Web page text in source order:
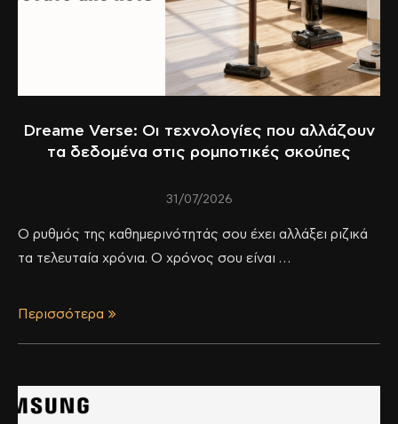
Dreame Verse: Οι τεχνολογίες που αλλάζουν
τα δεδομένα στις ρομποτικές σκούπες
31/07/2026
Ο ρυθμός της καθημερινότητάς σου έχει αλλάξει ριζικά
τα τελευταία χρόνια. Ο χρόνος σου είναι …
Περισσότερα